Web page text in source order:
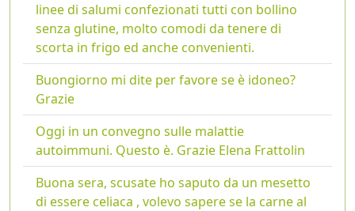
linee di salumi confezionati tutti con bollino
senza glutine, molto comodi da tenere di
scorta in frigo ed anche convenienti.
Buongiorno mi dite per favore se è idoneo?
Grazie
Oggi in un convegno sulle malattie
autoimmuni. Questo è. Grazie Elena Frattolin
Buona sera, scusate ho saputo da un mesetto
di essere celiaca , volevo sapere se la carne al